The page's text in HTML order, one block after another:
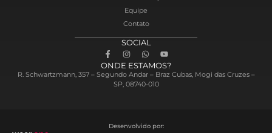
Equipe
Contato
SOCIAL
ONDE ESTAMOS?
R. Schwartzmann, 357 – Segundo Andar – Braz Cubas, Mogi das Cruzes –
SP, 08740-010
Desenvolvido por: